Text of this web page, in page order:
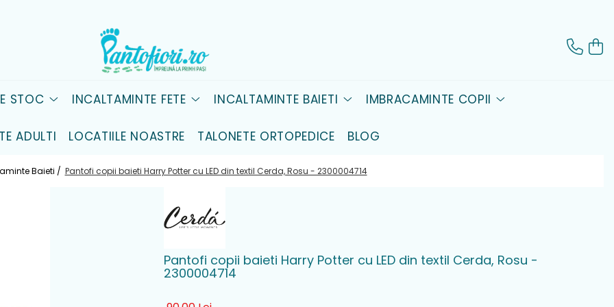
STOC INCALTAMINTE FETE INCALTAMINTE BAIETI IMBRACAMINTE COPII
ADULTI LOCATIILE NOASTRE TALONETE ORTOPEDICE BLOG
Baieti / Pantofi copii baieti Harry Potter cu LED din textil Cerda, Rosu - 2300004714
Pantofi copii baieti Harry Potter cu LED din textil Cerda, Rosu -
2300004714